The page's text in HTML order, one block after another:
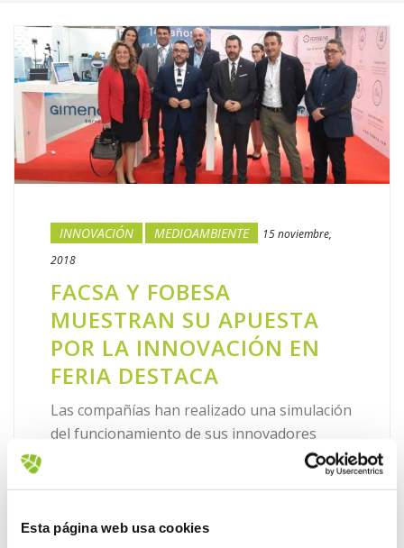
Esta página web usa cookies
INNOVACIÓN MEDIOAMBIENTE
15 noviembre,
2018
FACSA Y FOBESA
MUESTRAN SU APUESTA
POR LA INNOVACIÓN EN
FERIA DESTACA
Las compañías han realizado una simulación
del funcionamiento de sus innovadores
sistemas Smart Water y Smart Waste Con el
doble objetivo de impulsar la sociedad del